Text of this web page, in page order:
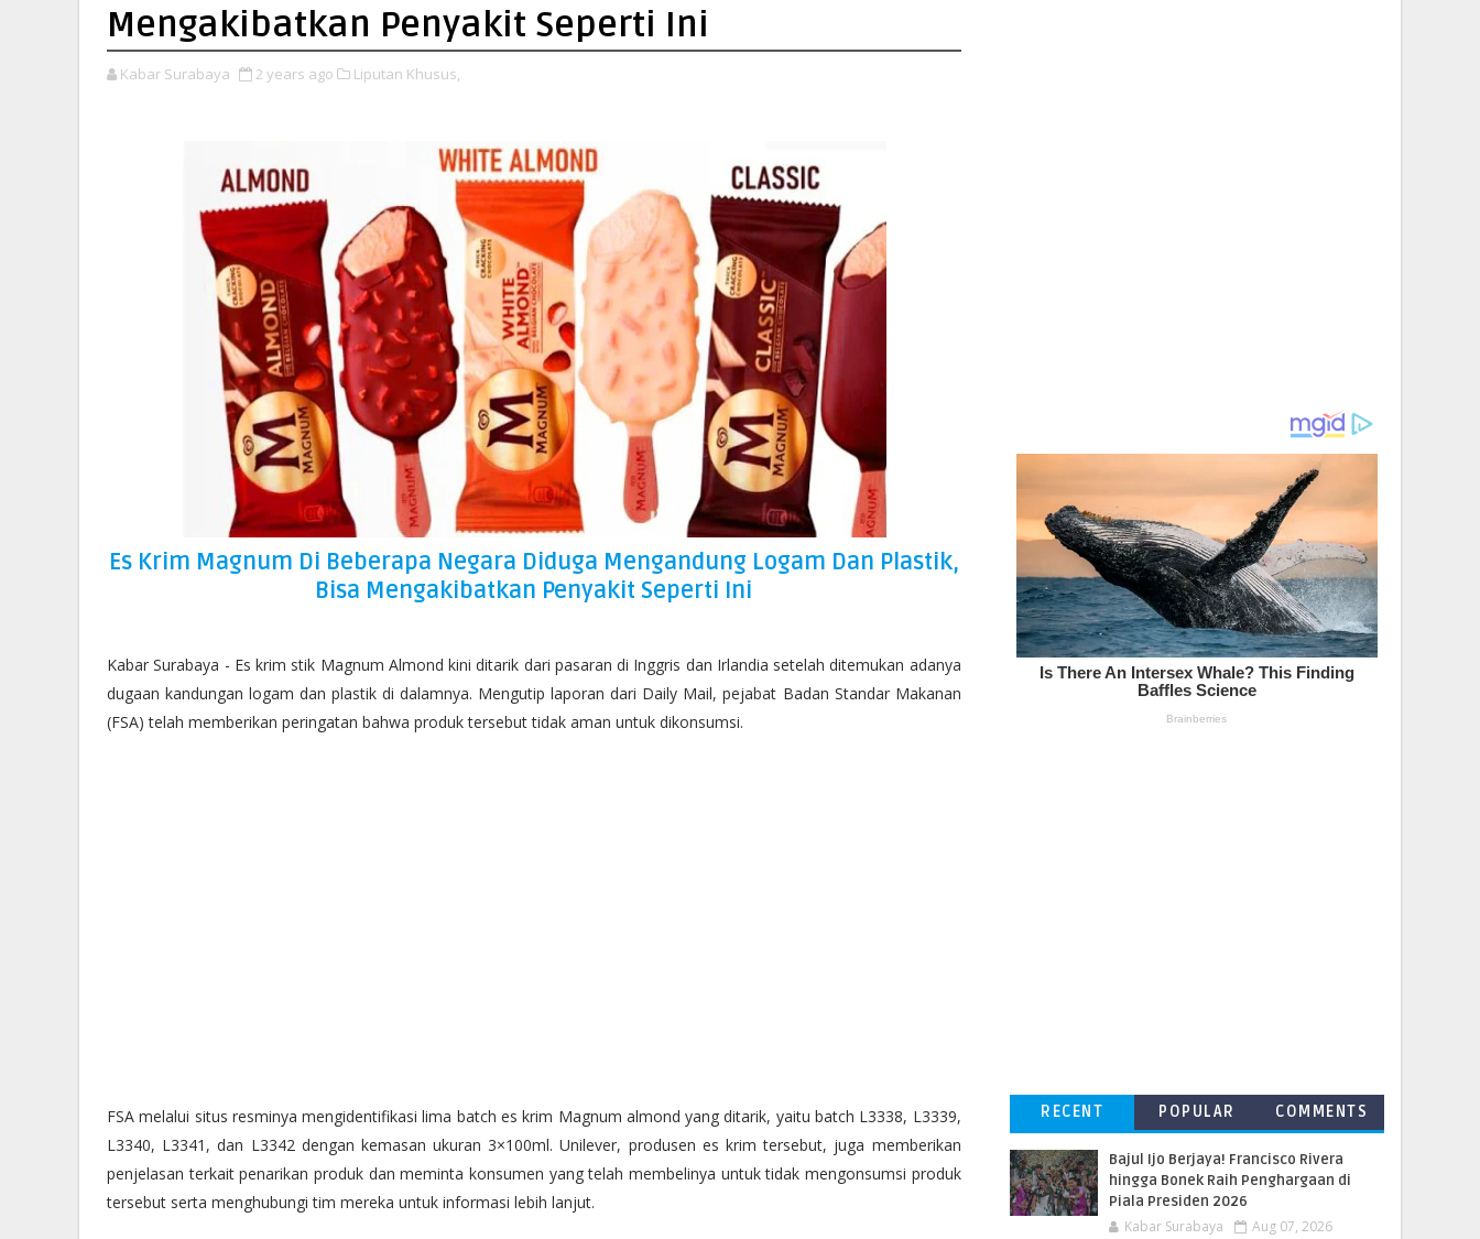
Mengakibatkan Penyakit Seperti Ini
Kabar Surabaya 2 years ago Liputan Khusus,
Es Krim Magnum Di Beberapa Negara Diduga Mengandung Logam Dan Plastik,
Bisa Mengakibatkan Penyakit Seperti Ini
Kabar Surabaya - Es krim stik Magnum Almond kini ditarik dari pasaran di Inggris dan Irlandia setelah ditemukan adanya
dugaan kandungan logam dan plastik di dalamnya. Mengutip laporan dari Daily Mail, pejabat Badan Standar Makanan
(FSA) telah memberikan peringatan bahwa produk tersebut tidak aman untuk dikonsumsi.
FSA melalui situs resminya mengidentifikasi lima batch es krim Magnum almond yang ditarik, yaitu batch L3338, L3339,
L3340, L3341, dan L3342 dengan kemasan ukuran 3×100ml. Unilever, produsen es krim tersebut, juga memberikan
penjelasan terkait penarikan produk dan meminta konsumen yang telah membelinya untuk tidak mengonsumsi produk
tersebut serta menghubungi tim mereka untuk informasi lebih lanjut.
RECENT POPULAR COMMENTS
Bajul Ijo Berjaya! Francisco Rivera
hingga Bonek Raih Penghargaan di
Piala Presiden 2026
Kabar Surabaya Aug 07, 2026